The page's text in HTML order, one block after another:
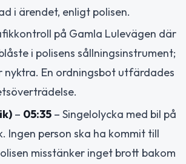
i ärendet, enligt polisen.
på Gamla Lulevägen där
i polisens sållningsinstrument;
nyktra. En ordningsbot utfärdades
– 05:35 – Singelolycka med bil på
Ingen person ska ha kommit till
misstänker inget brott bakom